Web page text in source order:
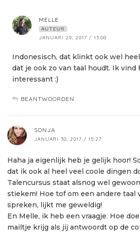
MELLE
AUTEUR
JANUARI 29, 2017 / 13:00
Indonesisch, dat klinkt ook wel
dat je ook zo van taal houdt. Ik vind
interessant :)
BEANTWOORDEN
SONJA
JANUARI 30, 2017 / 15:27
Haha ja eigenlijk heb je gelijk hoor!
dat ik ook al heel veel coole dingen
Talencursus staat alsnog wel
stiekem! Hoe tof om een andere taal
spreken, lijkt me geweldig!
En Melle, ik heb een vraagje. Hoe
mailtje krijg als jij antwoordt op de